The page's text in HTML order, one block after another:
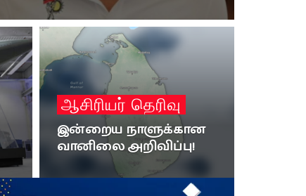
ஆசிரியர் தெரிவு
இன்றைய நாளுக்கான
வானிலை அறிவிப்பு!